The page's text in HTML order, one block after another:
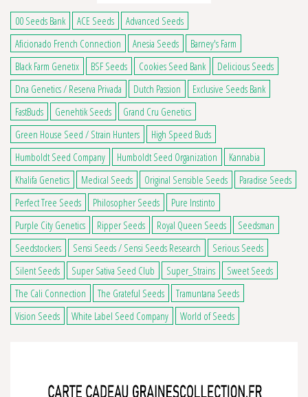
2 avis
00 Seeds Bank ACE Seeds
Advanced Seeds
Aficionado French Connection
Anesia Seeds
Barney's Farm
Black Farm Genetix
BSF Seeds Cookies Seed Bank
Delicious Seeds
Dna Genetics / Reserva Privada
Dutch Passion
Exclusive Seeds Bank
FastBuds
Genehtik Seeds
Grand Cru Genetics
Green House Seed / Strain Hunters
High Speed Buds
Humboldt Seed Company
Humboldt Seed Organization
Kannabia
Khalifa Genetics
Medical Seeds Original Sensible Seeds
Paradise Seeds
Perfect Tree Seeds
Philosopher Seeds
Pure Instinto
Purple City Genetics
Ripper Seeds Royal Queen Seeds
Seedsman
Seedstockers
Sensi Seeds / Sensi Seeds Research
Serious Seeds
Silent Seeds
Super Sativa Seed Club Super_Strains
Sweet Seeds
The Cali Connection
The Grateful Seeds
Tramuntana Seeds
Vision Seeds
White Label Seed Company World of Seeds